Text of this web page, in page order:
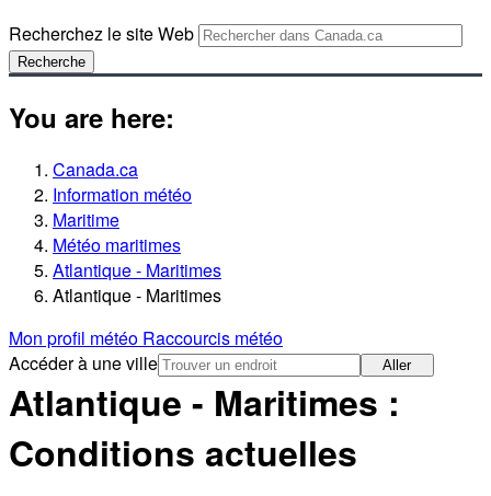
Recherchez le site Web
Recherche
You are here:
Canada.ca
Information météo
Maritime
Météo maritimes
Atlantique - Maritimes
Atlantique - Maritimes
Mon profil météo Raccourcis météo
Accéder à une ville
Aller
Atlantique - Maritimes :
Conditions actuelles